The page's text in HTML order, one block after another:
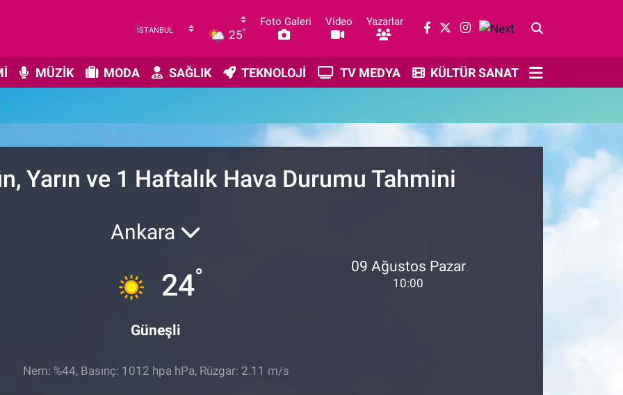
25°
Foto Galeri Video Yazarlar
MÜZİK MODA SAĞLIK TEKNOLOJİ TV MEDYA KÜLTÜR SANAT
Yarın ve 1 Haftalık Hava Durumu Tahmini
Ankara
24°
Güneşli
09 Ağustos Pazar
10:00
Nem: %44, Basınç: 1012 hpa hPa, Rüzgar: 2.11 m/s